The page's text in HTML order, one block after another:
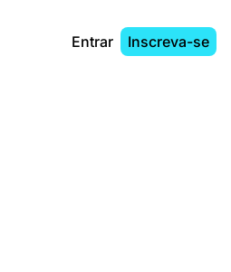
Entrar Inscreva-se